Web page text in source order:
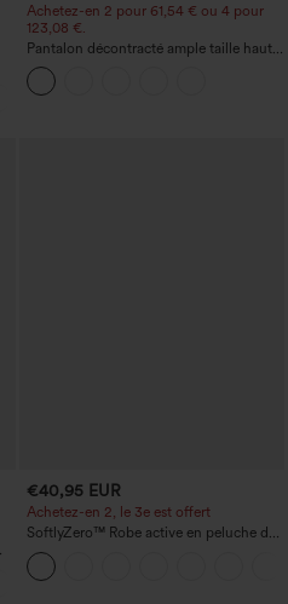
Achetez-en 2 pour 61,54 € ou 4 pour
123,08 €.
Pantalon décontracté ample taille haute
à jambes larges, avec poches
€40,95 EUR
Achetez-en 2, le 3e est offert
SoftlyZero™ Robe active en peluche dos
nu — Édition Hyper Facile